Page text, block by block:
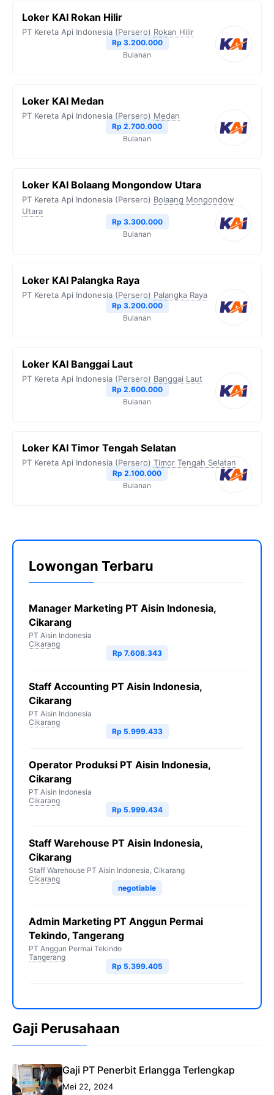
Loker KAI Rokan Hilir
PT Kereta Api Indonesia (Persero) Rokan Hilir
Rp 3.200.000
Bulanan
Loker KAI Medan
PT Kereta Api Indonesia (Persero) Medan
Rp 2.700.000
Bulanan
Loker KAI Bolaang Mongondow Utara
PT Kereta Api Indonesia (Persero) Bolaang Mongondow
Utara
Rp 3.300.000
Bulanan
Loker KAI Palangka Raya
PT Kereta Api Indonesia (Persero) Palangka Raya
Rp 3.200.000
Bulanan
Loker KAI Banggai Laut
PT Kereta Api Indonesia (Persero) Banggai Laut
Rp 2.600.000
Bulanan
Loker KAI Timor Tengah Selatan
PT Kereta Api Indonesia (Persero) Timor Tengah Selatan
Rp 2.100.000
Bulanan
Lowongan Terbaru
Manager Marketing PT Aisin Indonesia,
Cikarang
PT Aisin Indonesia
Cikarang
Rp 7.608.343
Staff Accounting PT Aisin Indonesia,
Cikarang
PT Aisin Indonesia
Cikarang
Rp 5.999.433
Operator Produksi PT Aisin Indonesia,
Cikarang
PT Aisin Indonesia
Cikarang
Rp 5.999.434
Staff Warehouse PT Aisin Indonesia,
Cikarang
Staff Warehouse PT Aisin Indonesia, Cikarang
Cikarang
negotiable
Admin Marketing PT Anggun Permai
Tekindo, Tangerang
PT Anggun Permai Tekindo
Tangerang
Rp 5.399.405
Gaji Perusahaan
Gaji PT Penerbit Erlangga Terlengkap
Mei 22, 2024